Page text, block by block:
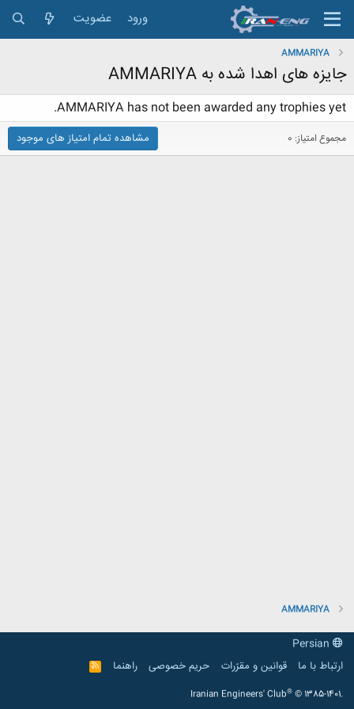
ورود عضویت
AMMARIYA
جایزه های اهدا شده به AMMARIYA
AMMARIYA has not been awarded any trophies yet.
مجموع امتیاز: 0 مشاهده تمام امتیاز های موجود
AMMARIYA
ارتباط با ما
قوانین و مقرّرات حریم خصوصی راهنما
R
S
Iranian Engineers' Club® © 1385-1401.